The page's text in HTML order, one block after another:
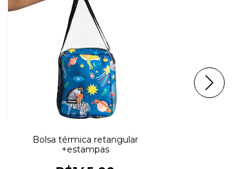
Bolsa térmica retangular
+estampas